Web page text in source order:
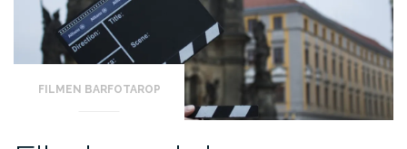
FILMEN BARFOTAROP